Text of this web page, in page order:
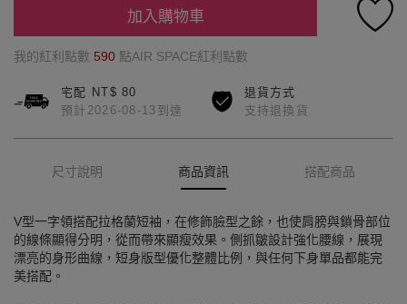
加入購物車
我的紅利點數 590 點AIR SPACE紅利點數
宅配 NT$ 80
預計2026-08-13到達
退貨方式
支持退換貨
尺寸說明 商品資訊 搭配商品
V型一字領搭配拉格蘭短袖，在修飾臉型之餘，也使肩膀與鎖骨部位
的線條顯得分明，從而帶來顯瘦效果。側抓皺設計強化腰線，展現
漂亮的身形曲線，短身版型優化整體比例，與任何下身單品都能完
美搭配。